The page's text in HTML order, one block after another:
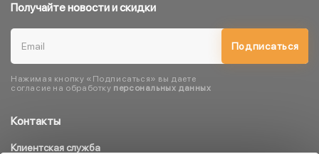
Контакты
Клиентская служба
Получайте новости и скидки
Подписаться
Нажимая кнопку «Подписаться» вы даете
согласие на обработку персональных данных